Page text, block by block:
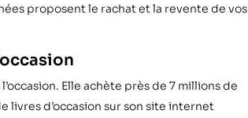
proposent le rachat et la revente de vos
Elle achète près de 7 millions de
livres d’occasion sur son site internet